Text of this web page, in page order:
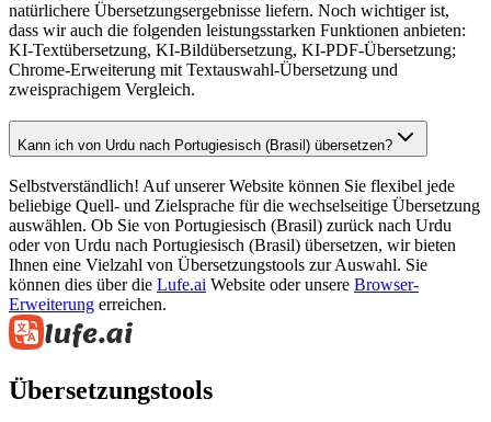
natürlichere Übersetzungsergebnisse liefern. Noch wichtiger ist,
dass wir auch die folgenden leistungsstarken Funktionen anbieten:
KI-Textübersetzung, KI-Bildübersetzung, KI-PDF-Übersetzung;
Chrome-Erweiterung mit Textauswahl-Übersetzung und
zweisprachigem Vergleich.
Kann ich von Urdu nach Portugiesisch (Brasil) übersetzen?
Selbstverständlich! Auf unserer Website können Sie flexibel jede
beliebige Quell- und Zielsprache für die wechselseitige Übersetzung
auswählen. Ob Sie von Portugiesisch (Brasil) zurück nach Urdu
oder von Urdu nach Portugiesisch (Brasil) übersetzen, wir bieten
Ihnen eine Vielzahl von Übersetzungstools zur Auswahl. Sie
können dies über die Lufe.ai Website oder unsere Browser-
Erweiterung erreichen.
Übersetzungstools